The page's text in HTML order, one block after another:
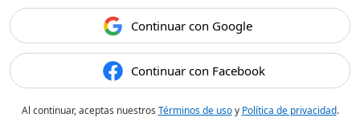
Continuar con Google
Continuar con Facebook
Al continuar, aceptas nuestros Términos de usoy Política de privacidad.